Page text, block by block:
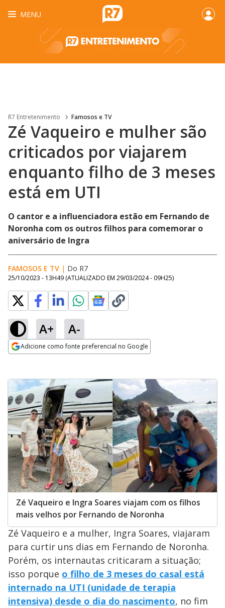
MENU
R7 Entretenimento Famosos e TV
Zé Vaqueiro e mulher são
criticados por viajarem
enquanto filho de 3 meses
está em UTI
O cantor e a influenciadora estão em Fernando de
Noronha com os outros filhos para comemorar o
aniversário de Ingra
FAMOSOS E TV | Do R7
25/10/2023 - 13H49 (ATUALIZADO EM 29/03/2024 - 09H25)
A+ A-
Adicione como fonte preferencial no Google
Zé Vaqueiro e Ingra Soares viajam com os filhos
mais velhos por Fernando de Noronha
Zé Vaqueiro e a mulher, Ingra Soares, viajaram
para curtir uns dias em Fernando de Noronha.
Porém, os internautas criticaram a situação;
isso porque o filho de 3 meses do casal está
internado na UTI (unidade de terapia
intensiva) desde o dia do nascimento, no fim